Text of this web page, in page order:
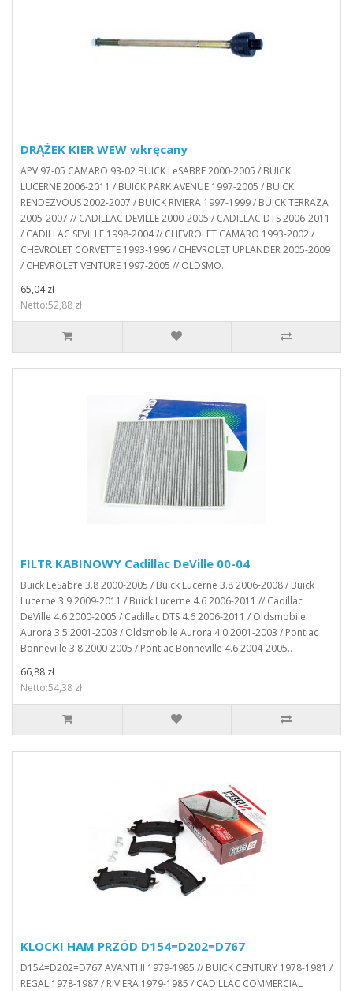
DRĄŻEK KIER WEW wkręcany
APV 97-05 CAMARO 93-02 BUICK LeSABRE 2000-2005 / BUICK
LUCERNE 2006-2011 / BUICK PARK AVENUE 1997-2005 / BUICK
RENDEZVOUS 2002-2007 / BUICK RIVIERA 1997-1999 / BUICK TERRAZA
2005-2007 // CADILLAC DEVILLE 2000-2005 / CADILLAC DTS 2006-2011
/ CADILLAC SEVILLE 1998-2004 // CHEVROLET CAMARO 1993-2002 /
CHEVROLET CORVETTE 1993-1996 / CHEVROLET UPLANDER 2005-2009
/ CHEVROLET VENTURE 1997-2005 // OLDSMO..
65,04 zł
Netto:52,88 zł
FILTR KABINOWY Cadillac DeVille 00-04
Buick LeSabre 3.8 2000-2005 / Buick Lucerne 3.8 2006-2008 / Buick
Lucerne 3.9 2009-2011 / Buick Lucerne 4.6 2006-2011 // Cadillac
DeVille 4.6 2000-2005 / Cadillac DTS 4.6 2006-2011 / Oldsmobile
Aurora 3.5 2001-2003 / Oldsmobile Aurora 4.0 2001-2003 / Pontiac
Bonneville 3.8 2000-2005 / Pontiac Bonneville 4.6 2004-2005..
66,88 zł
Netto:54,38 zł
KLOCKI HAM PRZÓD D154=D202=D767
D154=D202=D767 AVANTI II 1979-1985 // BUICK CENTURY 1978-1981 /
REGAL 1978-1987 / RIVIERA 1979-1985 / CADILLAC COMMERCIAL